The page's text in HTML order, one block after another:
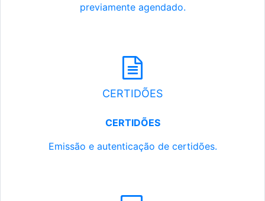
previamente agendado.
CERTIDÕES
CERTIDÕES
Emissão e autenticação de certidões.